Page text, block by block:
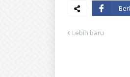
Lebih baru